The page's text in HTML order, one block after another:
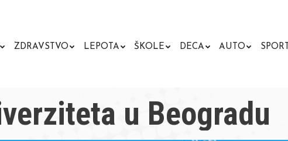
ZDRAVSTVO LEPOTA ŠKOLE DECA AUTO SPORT
u Beogradu